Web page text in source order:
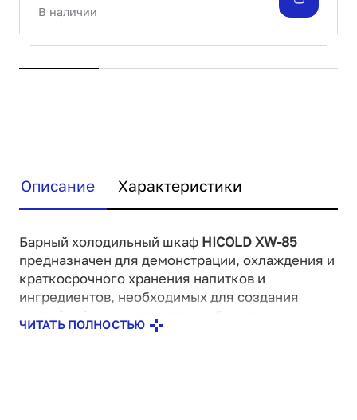
В наличии
Описание Характеристики
Барный холодильный шкаф HICOLD XW-85
предназначен для демонстрации, охлаждения и
краткосрочного хранения напитков и
ингредиентов, необходимых для создания
коктейлей на предприятиях общественного
питания и торговли. Холодильник вмещает в
ЧИТАТЬ ПОЛНОСТЬЮ